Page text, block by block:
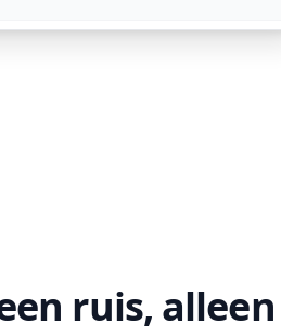
ruis, alleen